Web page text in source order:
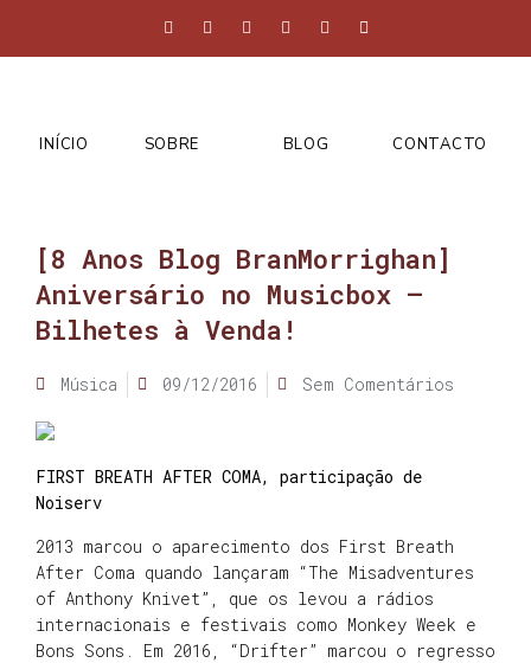
INÍCIO SOBRE BLOG CONTACTO
[8 Anos Blog BranMorrighan]
Aniversário no Musicbox –
Bilhetes à Venda!
Música 09/12/2016 Sem Comentários
FIRST BREATH AFTER COMA, participação de
Noiserv
2013 marcou o aparecimento dos First Breath
After Coma quando lançaram “The Misadventures
of Anthony Knivet”, que os levou a rádios
internacionais e festivais como Monkey Week e
Bons Sons. Em 2016, “Drifter” marcou o regresso